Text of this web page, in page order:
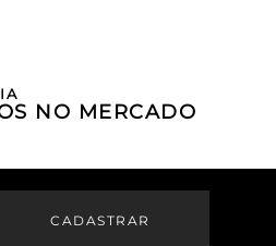
NO MERCADO